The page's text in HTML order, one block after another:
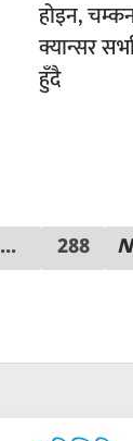
होइन,
क्यान्सर
हुँदै
... 288